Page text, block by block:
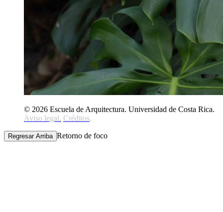
© 2026 Escuela de Arquitectura. Universidad de Costa Rica.
Aviso legal. Créditos.
Regresar Arriba Retorno de foco